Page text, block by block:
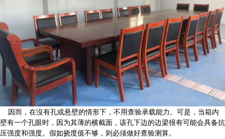
因而，在沒有孔或悬壁的情形下，不用查验承载能力。可是，当箱内
壁有一个孔眼时，因为其薄的横截面，该孔下边的边梁很有可能会具备抗
压强度和强度。假如挠度值不够，则必须做好查验测算。